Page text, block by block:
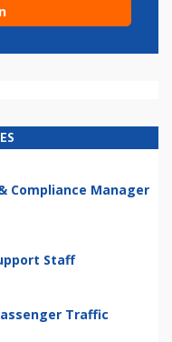
Compliance Manager
Staff
Traffic